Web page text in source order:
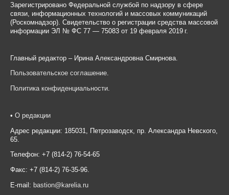
Зарегистрировано Федеральной службой по надзору в сфере
связи, информационных технологий и массовых коммуникаций
(Роскомнадзор). Свидетельство о регистрации средства массовой
информации ЭЛ № ФС 77 — 75083 от 19 февраля 2019 г.
Главный редактор – Ирина Александровна Смирнова.
Пользовательское соглашение.
Политика конфиденциальности.
• О редакции
Адрес редакции: 185031, Петрозаводск, пр. Александра Невского,
65.
Телефон: +7 (814-2) 76-54-65
Факс: +7 (814-2) 76-35-96.
E-mail: bastion@karelia.ru